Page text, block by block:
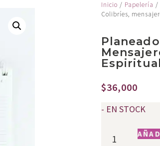
Inicio / Papelería /
Colibríes,
Espiritual
$36,000
- EN STOCK